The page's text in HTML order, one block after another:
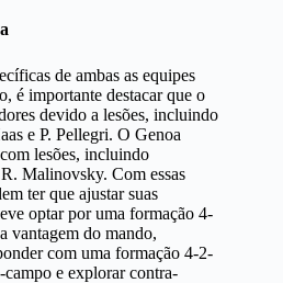
de ambas as equipes
é importante destacar que o
devido a lesões, incluindo
e P. Pellegri. O Genoa
lesões, incluindo
Malinovsky. Com essas
ter que ajustar suas
optar por uma formação 4-
vantagem do mando,
com uma formação 4-2-
e explorar contra-